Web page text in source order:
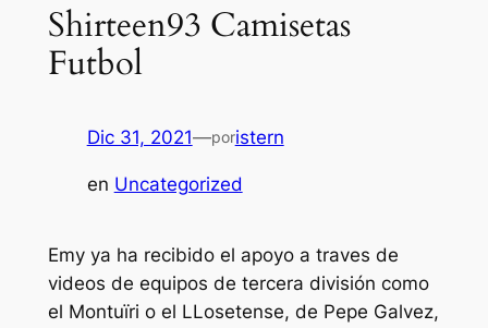
Shirteen93 Camisetas
Futbol
Dic 31, 2021—poristern
en Uncategorized
Emy ya ha recibido el apoyo a traves de
videos de equipos de tercera división como
el Montuïri o el LLosetense, de Pepe Galvez,